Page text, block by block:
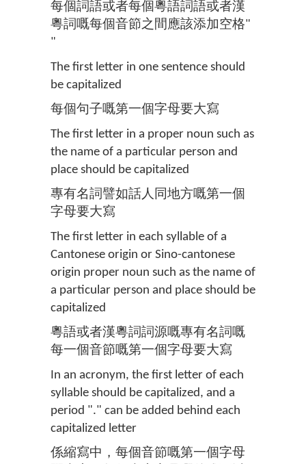
每個詞語或者每個粵語詞語或者漢
粵詞嘅每個音節之間應該添加空格"
"
The first letter in one sentence should
be capitalized
每個句子嘅第一個字母要大寫
The first letter in a proper noun such as
the name of a particular person and
place should be capitalized
專有名詞譬如話人同地方嘅第一個
字母要大寫
The first letter in each syllable of a
Cantonese origin or Sino-cantonese
origin proper noun such as the name of
a particular person and place should be
capitalized
粵語或者漢粵詞詞源嘅專有名詞嘅
每一個音節嘅第一個字母要大寫
In an acronym, the first letter of each
syllable should be capitalized, and a
period "." can be added behind each
capitalized letter
係縮寫中，每個音節嘅第一個字母